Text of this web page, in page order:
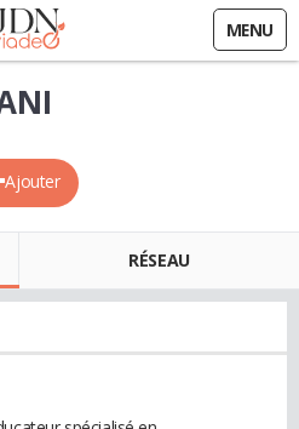
MENU
Ajouter
RÉSEAU